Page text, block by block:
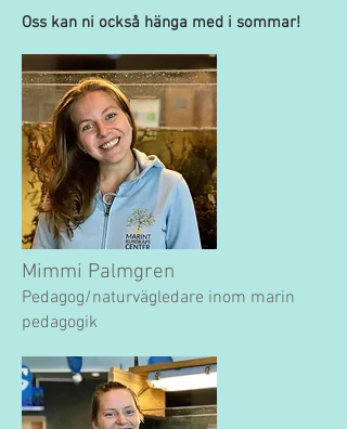
Oss kan ni också hänga med i sommar!
Mimmi Palmgren
Pedagog/naturvägledare inom marin
pedagogik